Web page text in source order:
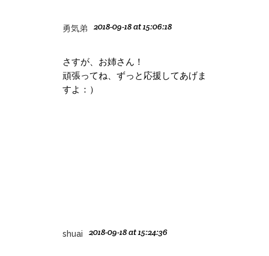
勇気弟 2018-09-18 at 15:06:18
さすが、お姉さん！
頑張ってね、ずっと応援してあげま
すよ：）
shuai 2018-09-18 at 15:24:36